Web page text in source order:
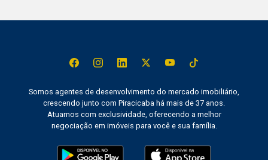
Somos agentes de desenvolvimento do mercado imobiliário,
crescendo junto com Piracicaba há mais de 37 anos.
Atuamos com exclusividade, oferecendo a melhor
negociação em imóveis para você e sua família.